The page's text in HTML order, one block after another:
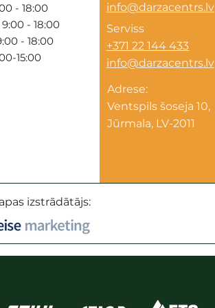
- 18:00
- 18:00
- 18:00
15:00
info@darzacentrs.lv
Serviss
+371 22 144 433
info@darzacentrs.lv
Adrese:
Ventspils šoseja 10,
Jūrmala, LV-2011
izstrādātājs: